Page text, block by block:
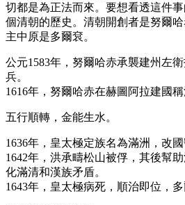
切都是為正法而來。要想看透這件
個清朝的歷史。清朝開創者是努爾
主中原是多爾袞。
公元1583年，努爾哈赤承襲建州左
兵。
1616年，努爾哈赤在赫圖阿拉建國
五行順轉，金能生水。
1636年，皇太極定族名為滿洲，改國
1642年，洪承疇松山被俘，其後幫
化滿清和漢族矛盾。
1643年，皇太極病死，順治即位，多